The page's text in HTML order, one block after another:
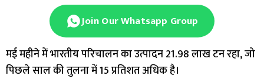
Join Our Whatsapp Group
मई महीने में भारतीय परिचालन का उत्पादन 21.98 लाख टन रहा, जो
पिछले साल की तुलना में 15 प्रतिशत अधिक है।